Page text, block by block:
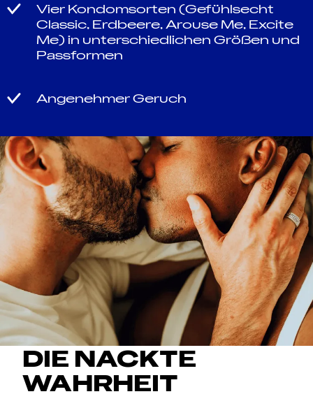
Vier Kondomsorten (Gefühlsecht
Classic, Erdbeere, Arouse Me, Excite
Me) in unterschiedlichen Größen und
Passformen
Angenehmer Geruch
DIE NACKTE
WAHRHEIT